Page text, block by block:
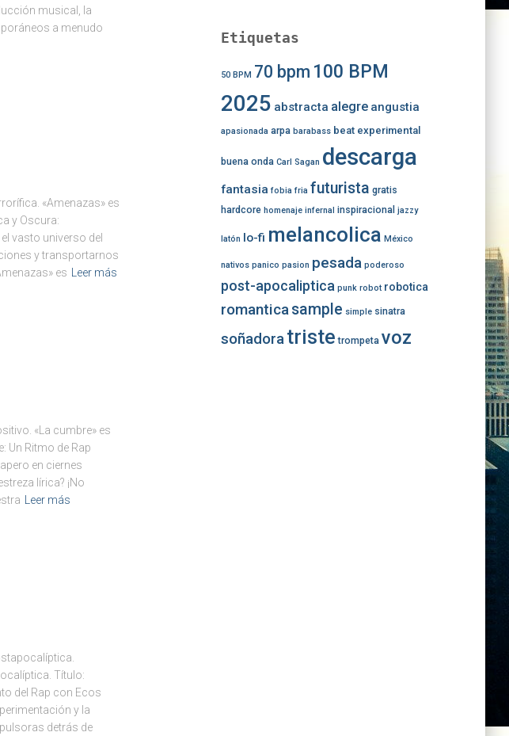
musical, la
a menudo
«Amenazas» es
y Oscura:
vasto universo del
y transportarnos
es
Leer más
«La cumbre» es
Un Ritmo de Rap
en ciernes
lírica? ¡No
Leer más
Título:
del Rap con Ecos
y la
detrás de
Etiquetas
50 BPM 70 bpm 100 BPM
2025 abstracta alegre angustia
apasionada arpa barabass beat experimental
buena onda Carl Sagan descarga
fantasia fobia fria futurista gratis
hardcore homenaje infernal inspiracional jazzy
latón lo-fi melancolica México
nativos panico pasion pesada poderoso
post-apocaliptica punk robot robotica
romanticasample simple sinatra
soñadora triste trompeta voz